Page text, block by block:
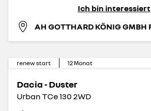
Ich bin interessiert
renew start 12Monat
Dacia - Duster
Urban TCe 130 2WD